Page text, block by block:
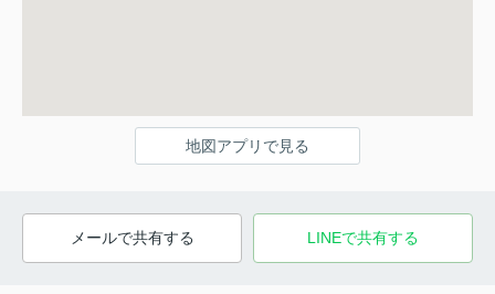
地図アプリで見る
メールで共有する LINEで共有する